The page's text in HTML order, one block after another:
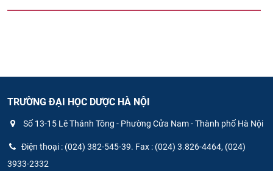
TRƯỜNG ĐẠI HỌC DƯỢC HÀ NỘI
Số 13-15 Lê Thánh Tông - Phường Cửa Nam - Thành phố Hà Nội
Điện thoại : (024) 382-545-39. Fax : (024) 3.826-4464, (024)
3933-2332